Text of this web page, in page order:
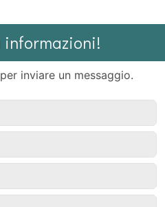
inviare un messaggio.